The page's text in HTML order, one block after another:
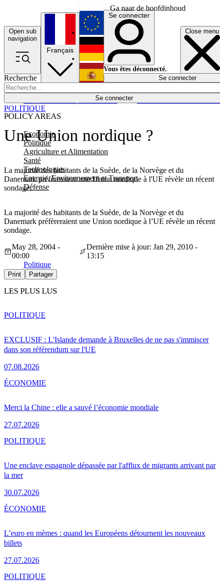
Ga naar de hoofdinhoud
Open sub
navigation
Close menu
Recherche
Se connecter
POLICY AREAS
Economie
Politique
Agriculture et Alimentation
Santé
Technologies
Energie, Environnement et Transport
Défense
Économie
Français
English
Deutsch
Español
Se connecter
Vous êtes déconnecté.
Se connecter
Une Union nordique ?
La majorité des habitants de la Suède, de la Norvège et du
Danemark préfèreraient une Union nordique à l'UE révèle un récent
sondage.
POLITIQUE
La majorité des habitants de la Suède, de la Norvège et du
Danemark préfèreraient une Union nordique à l’UE révèle un récent
sondage.
May 28, 2004 -
00:00
Dernière mise à jour: Jan 29, 2010 -
13:15
Politique
Print Partager
LES PLUS LUS
EXCLUSIF : L'Islande demande à Bruxelles de ne pas s'immiscer
dans son référendum sur l'UE
07.08.2026
POLITIQUE
Merci la Chine : elle a sauvé l’économie mondiale
27.07.2026
ÉCONOMIE
Une enclave espagnole dépassée par l'afflux de migrants arrivant par
la mer
30.07.2026
POLITIQUE
L’euro en mèmes : quand les Européens détournent les nouveaux
billets
27.07.2026
ÉCONOMIE
POLITIQUE